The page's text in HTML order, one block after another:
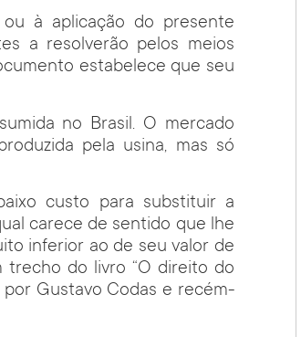
à aplicação do presente
a resolverão pelos meios
estabelece que seu
no Brasil. O mercado
pela usina, mas só
custo para substituir a
carece de sentido que lhe
inferior ao de seu valor de
trecho do livro “O direito do
por Gustavo Codas e recém-